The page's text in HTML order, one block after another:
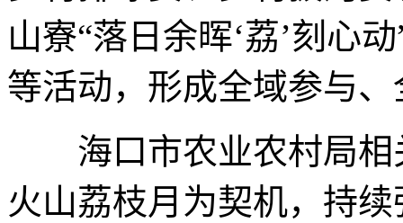
山寮“落日余晖‘荔’刻心
等活动，形成全域参与
海口市农业农村局相
火山荔枝月为契机，持